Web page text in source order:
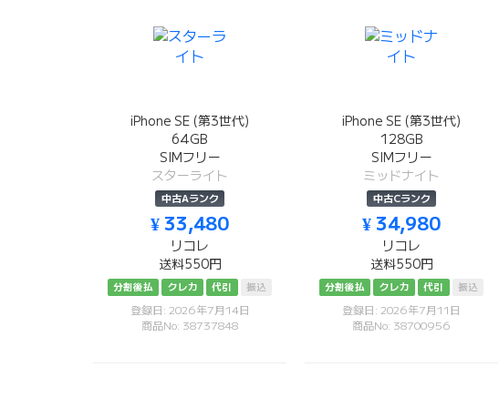
iPhone SE (第3世代)
64GB
SIMフリー
スターライト
中古Aランク
¥ 33,480
リコレ
送料550円
分割後払 クレカ 代引 振込
登録日: 2026年7月14日
商品No: 38737848
iPhone SE (第3世代)
128GB
SIMフリー
ミッドナイト
中古Cランク
¥ 34,980
リコレ
送料550円
分割後払 クレカ 代引 振込
登録日: 2026年7月11日
商品No: 38700956